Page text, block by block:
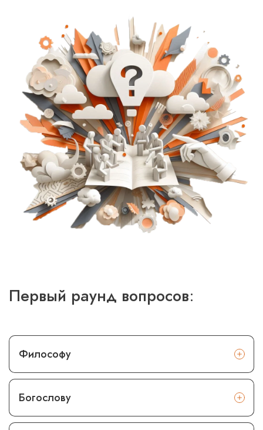
Первый раунд вопросов:
Философу
Богослову